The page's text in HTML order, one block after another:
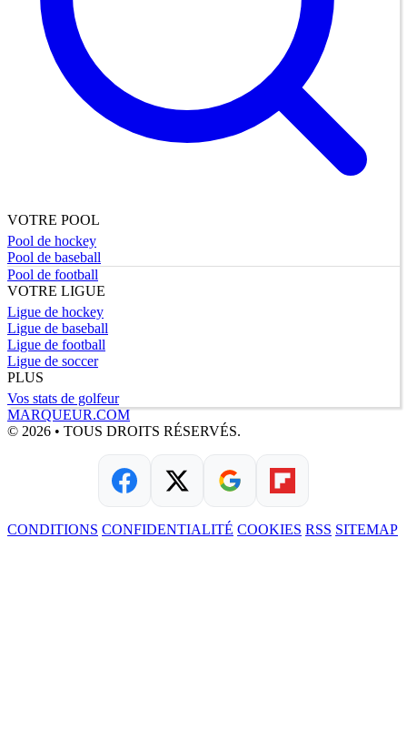
VOTRE POOL
Pool de hockey
Pool de baseball
Pool de football
VOTRE LIGUE
Ligue de hockey
Ligue de baseball
Ligue de football
Ligue de soccer
PLUS
Vos stats de golfeur
MARQUEUR.COM
© 2026 • TOUS DROITS RÉSERVÉS.
CONDITIONS CONFIDENTIALITÉ COOKIES RSS SITEMAP